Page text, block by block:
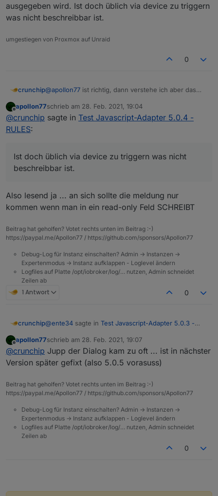
ausgegeben wird. Ist doch üblich via device zu triggern
was nicht beschreibbar ist.
umgestiegen von Proxmox auf Unraid
0
crunchip@apollon77 ist richtig, dann verstehe ich aber das
ausgegeben wird. Ist doch üblich via device zu
triggern was nicht beschreibbar ist.
apollon77schrieb am 28. Feb. 2021, 19:04
zuletzt editiert von
@crunchip sagte in Test Javascript-Adapter 5.0.4 -
RULES:
Ist doch üblich via device zu triggern was nicht
beschreibbar ist.
Also lesend ja ... an sich sollte die meldung nur
kommen wenn man in ein read-only Feld SCHREIBT
Beitrag hat geholfen? Votet rechts unten im Beitrag :-)
https://paypal.me/Apollon77 / https://github.com/sponsors/Apollon77
Debug-Log für Instanz einschalten? Admin -> Instanzen ->
Expertenmodus -> Instanz aufklappen - Loglevel ändern
Logfiles auf Platte /opt/iobroker/log/… nutzen, Admin schneidet
Zeilen ab
1 Antwort 0
crunchip@ente34 sagte in Test Javascript-Adapter 5.0.3 -
noch ein obj.state.value
was noch aufgefallen ist, kommt wenn man das script
aufruft
apollon77schrieb am 28. Feb. 2021, 19:07
zuletzt editiert von
@crunchip Jupp der Dialog kam zu oft ... ist in nächster
Version später gefixt (also 5.0.5 vorasuss)
Beitrag hat geholfen? Votet rechts unten im Beitrag :-)
https://paypal.me/Apollon77 / https://github.com/sponsors/Apollon77
Debug-Log für Instanz einschalten? Admin -> Instanzen ->
Expertenmodus -> Instanz aufklappen - Loglevel ändern
Logfiles auf Platte /opt/iobroker/log/… nutzen, Admin schneidet
Zeilen ab
0